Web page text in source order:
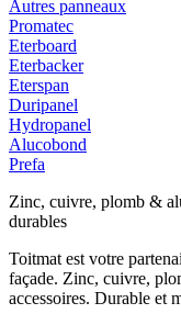
Autres panneaux
Promatec
Eterboard
Eterbacker
Eterspan
Duripanel
Hydropanel
Alucobond
Prefa
Zinc, cuivre, plomb &
durables
Toitmat est votre
façade. Zinc, cuivre,
accessoires. Durable et